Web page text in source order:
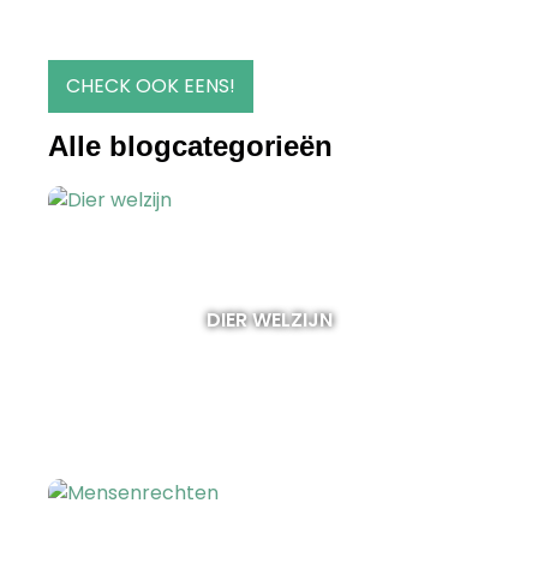
CHECK OOK EENS!
Alle blogcategorieën
DIER WELZIJN